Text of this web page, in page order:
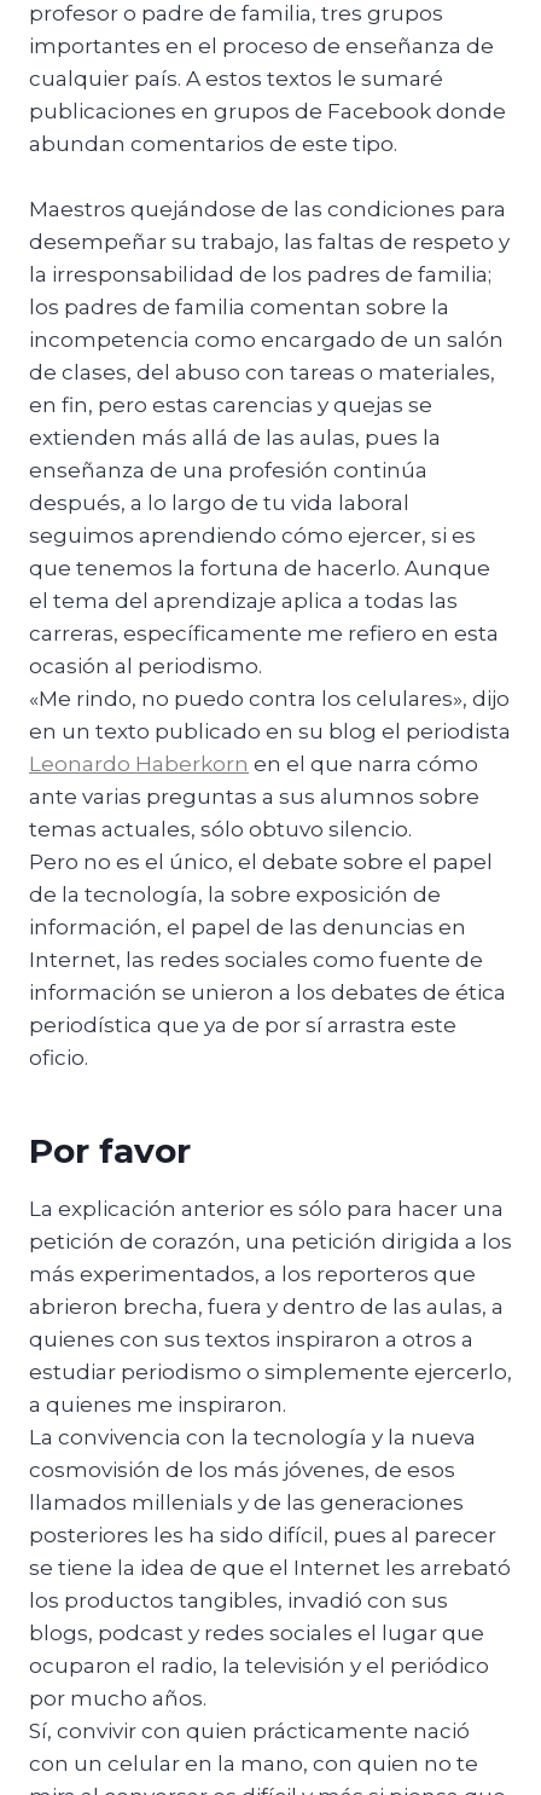
profesor o padre de familia, tres grupos
importantes en el proceso de enseñanza de
cualquier país. A estos textos le sumaré
publicaciones en grupos de Facebook donde
abundan comentarios de este tipo.
Maestros quejándose de las condiciones para
desempeñar su trabajo, las faltas de respeto y
la irresponsabilidad de los padres de familia;
los padres de familia comentan sobre la
incompetencia como encargado de un salón
de clases, del abuso con tareas o materiales,
en fin, pero estas carencias y quejas se
extienden más allá de las aulas, pues la
enseñanza de una profesión continúa
después, a lo largo de tu vida laboral
seguimos aprendiendo cómo ejercer, si es
que tenemos la fortuna de hacerlo. Aunque
el tema del aprendizaje aplica a todas las
carreras, específicamente me refiero en esta
ocasión al periodismo.
«Me rindo, no puedo contra los celulares», dijo
en un texto publicado en su blog el periodista
Leonardo Haberkorn en el que narra cómo
ante varias preguntas a sus alumnos sobre
temas actuales, sólo obtuvo silencio.
Pero no es el único, el debate sobre el papel
de la tecnología, la sobre exposición de
información, el papel de las denuncias en
Internet, las redes sociales como fuente de
información se unieron a los debates de ética
periodística que ya de por sí arrastra este
oficio.
Por favor
La explicación anterior es sólo para hacer una
petición de corazón, una petición dirigida a los
más experimentados, a los reporteros que
abrieron brecha, fuera y dentro de las aulas, a
quienes con sus textos inspiraron a otros a
estudiar periodismo o simplemente ejercerlo,
a quienes me inspiraron.
La convivencia con la tecnología y la nueva
cosmovisión de los más jóvenes, de esos
llamados millenials y de las generaciones
posteriores les ha sido difícil, pues al parecer
se tiene la idea de que el Internet les arrebató
los productos tangibles, invadió con sus
blogs, podcast y redes sociales el lugar que
ocuparon el radio, la televisión y el periódico
por mucho años.
Sí, convivir con quien prácticamente nació
con un celular en la mano, con quien no te